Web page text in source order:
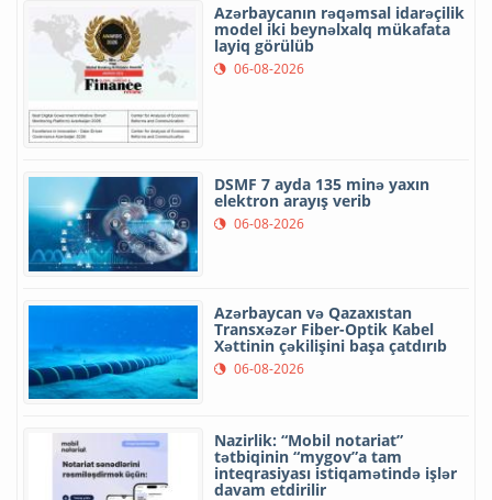
Azərbaycanın rəqəmsal idarəçilik
model iki beynəlxalq mükafata
layiq görülüb
06-08-2026
DSMF 7 ayda 135 minə yaxın
elektron arayış verib
06-08-2026
Azərbaycan və Qazaxıstan
Transxəzər Fiber-Optik Kabel
Xəttinin çəkilişini başa çatdırıb
06-08-2026
Nazirlik: “Mobil notariat”
tətbiqinin “mygov”a tam
inteqrasiyası istiqamətində işlər
davam etdirilir